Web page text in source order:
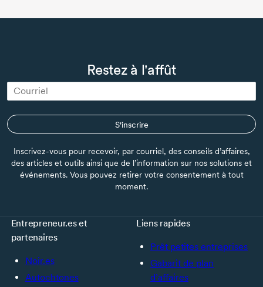
Restez à l'affût
S'inscrire
Inscrivez-vous pour recevoir, par courriel, des conseils d’affaires,
des articles et outils ainsi que de l’information sur nos solutions et
événements. Vous pouvez retirer votre consentement à tout
moment.
Entrepreneur.es et
partenaires
Noir.es
Autochtones
Liens rapides
Prêt petites entreprises
Gabarit de plan
d’affaires